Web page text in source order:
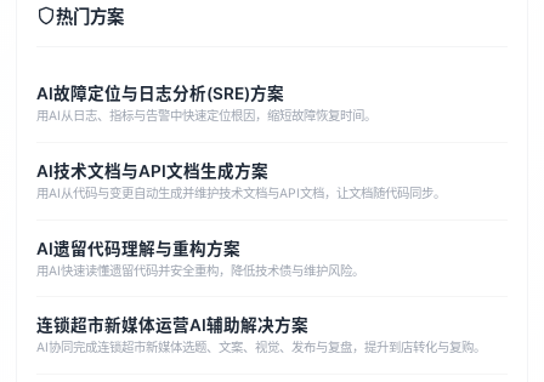
热门方案
AI故障定位与日志分析(SRE)方案
用AI从日志、指标与告警中快速定位根因，缩短故障恢复时间。
AI技术文档与API文档生成方案
用AI从代码与变更自动生成并维护技术文档与API文档，让文档随代码同步。
AI遗留代码理解与重构方案
用AI快速读懂遗留代码并安全重构，降低技术债与维护风险。
连锁超市新媒体运营AI辅助解决方案
AI协同完成连锁超市新媒体选题、文案、视觉、发布与复盘，提升到店转化与复购。